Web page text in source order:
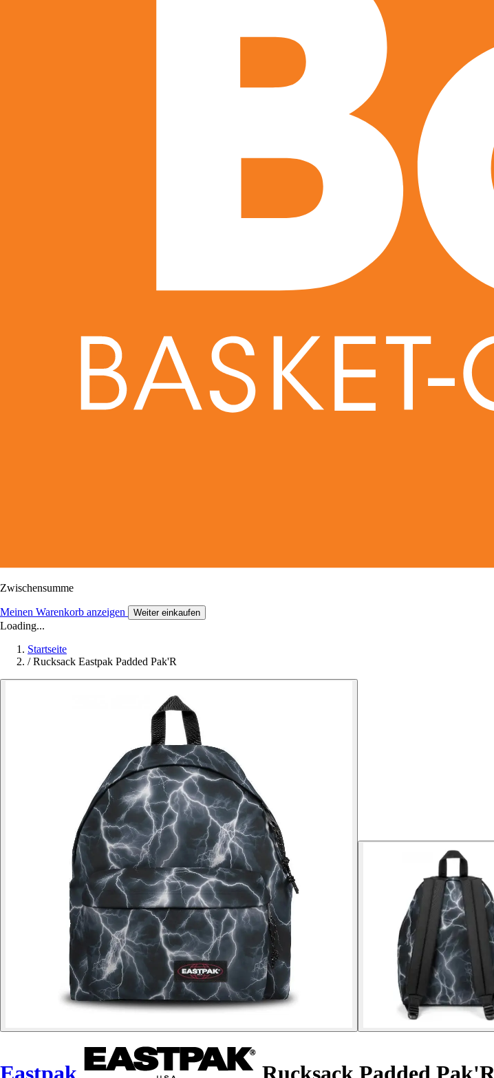
Zwischensumme
Meinen Warenkorb anzeigen Weiter einkaufen
Loading...
Startseite
/ Rucksack Eastpak Padded Pak'R